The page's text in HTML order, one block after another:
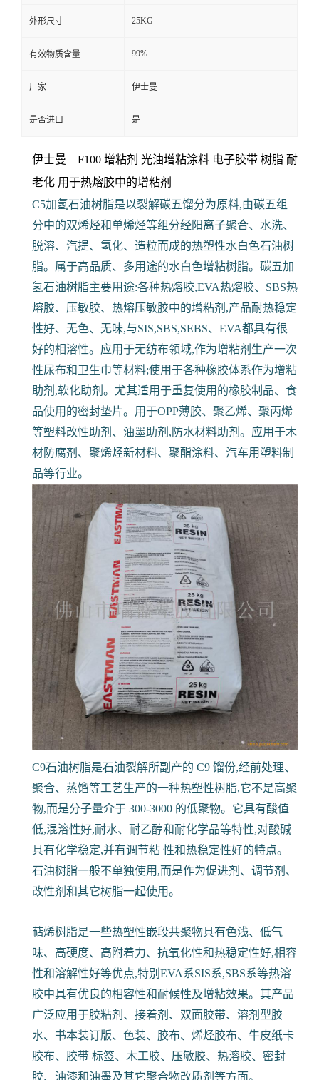
外形尺寸 25KG
有效物质含量 99%
厂家 伊士曼
是否进口 是
伊士曼 F100 增粘剂 光油增粘涂料 电子胶带 树脂 耐
老化 用于热熔胶中的增粘剂
C5加氢石油树脂是以裂解碳五馏分为原料,由碳五组
分中的双烯烃和单烯烃等组分经阳离子聚合、水洗、
脱溶、汽提、氢化、造粒而成的热塑性水白色石油树
脂。属于高品质、多用途的水白色增粘树脂。碳五加
氢石油树脂主要用途:各种热熔胶,EVA热熔胶、SBS热
熔胶、压敏胶、热熔压敏胶中的增粘剂,产品耐热稳定
性好、无色、无味,与SIS,SBS,SEBS、EVA都具有很
好的相溶性。应用于无纺布领域,作为增粘剂生产一次
性尿布和卫生巾等材料;使用于各种橡胶体系作为增粘
助剂,软化助剂。尤其适用于重复使用的橡胶制品、食
品使用的密封垫片。用于OPP薄胶、聚乙烯、聚丙烯
等塑料改性助剂、油墨助剂,防水材料助剂。应用于木
材防腐剂、聚烯烃新材料、聚酯涂料、汽车用塑料制
品等行业。
C9石油树脂是石油裂解所副产的 C9 馏份,经前处理、
聚合、蒸馏等工艺生产的一种热塑性树脂,它不是高聚
物,而是分子量介于 300-3000 的低聚物。它具有酸值
低,混溶性好,耐水、耐乙醇和耐化学品等特性,对酸碱
具有化学稳定,并有调节粘 性和热稳定性好的特点。
石油树脂一般不单独使用,而是作为促进剂、调节剂、
改性剂和其它树脂一起使用。
萜烯树脂是一些热塑性嵌段共聚物具有色浅、低气
味、高硬度、高附着力、抗氧化性和热稳定性好,相容
性和溶解性好等优点,特别EVA系SIS系,SBS系等热溶
胶中具有优良的相容性和耐候性及增粘效果。其产品
广泛应用于胶粘剂、接着剂、双面胶带、溶剂型胶
水、书本装订版、色装、胶布、烯烃胶布、牛皮纸卡
胶布、胶带 标签、木工胶、压敏胶、热溶胶、密封
胶、油漆和油墨及其它聚合物改质剂等方面。